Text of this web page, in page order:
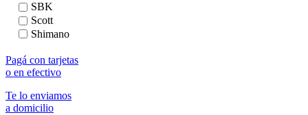
SBK
Scott
Shimano
Pagá con tarjetas
o en efectivo
Te lo enviamos
a domicilio